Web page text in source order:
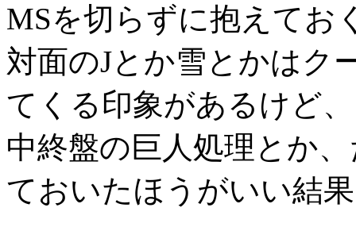
MSを切らずに抱えてお
対面のJとか雪とかはク
てくる印象があるけど、
中終盤の巨人処理とか
ておいたほうがいい結